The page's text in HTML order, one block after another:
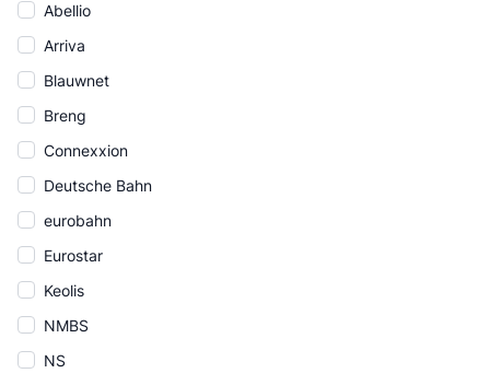
Abellio
Arriva
Blauwnet
Breng
Connexxion
Deutsche Bahn
eurobahn
Eurostar
Keolis
NMBS
NS